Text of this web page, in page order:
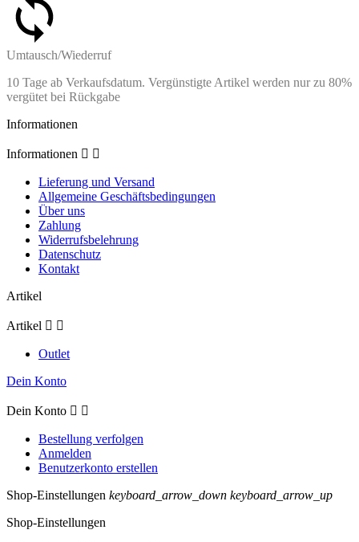
Umtausch/Wiederruf
10 Tage ab Verkaufsdatum. Vergünstigte Artikel werden nur zu 80%
vergütet bei Rückgabe
Informationen
Informationen  
Lieferung und Versand
Allgemeine Geschäftsbedingungen
Über uns
Zahlung
Widerrufsbelehrung
Datenschutz
Kontakt
Artikel
Artikel  
Outlet
Dein Konto
Dein Konto  
Bestellung verfolgen
Anmelden
Benutzerkonto erstellen
Shop-Einstellungen keyboard_arrow_down keyboard_arrow_up
Shop-Einstellungen